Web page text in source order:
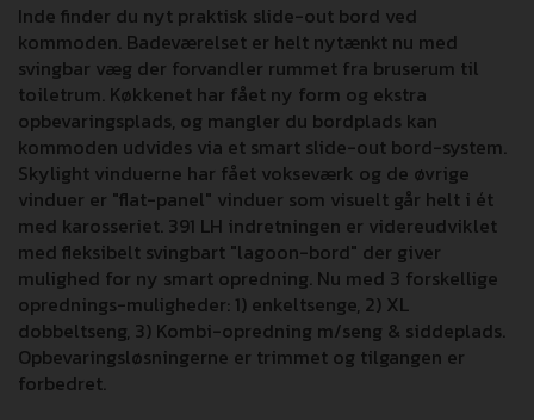
Inde finder du nyt praktisk slide-out bord ved
kommoden. Badeværelset er helt nytænkt nu med
svingbar væg der forvandler rummet fra bruserum til
toiletrum. Køkkenet har fået ny form og ekstra
opbevaringsplads, og mangler du bordplads kan
kommoden udvides via et smart slide-out bord-system.
Skylight vinduerne har fået vokseværk og de øvrige
vinduer er "flat-panel" vinduer som visuelt går helt i ét
med karosseriet. 391 LH indretningen er videreudviklet
med fleksibelt svingbart "lagoon-bord" der giver
mulighed for ny smart opredning. Nu med 3 forskellige
oprednings-muligheder: 1) enkeltsenge, 2) XL
dobbeltseng, 3) Kombi-opredning m/seng & siddeplads.
Opbevaringsløsningerne er trimmet og tilgangen er
forbedret.